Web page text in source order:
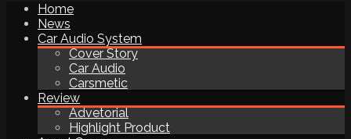
Home
News
Car Audio System
Cover Story
Car Audio
Carsmetic
Review
Advetorial
Highlight Product